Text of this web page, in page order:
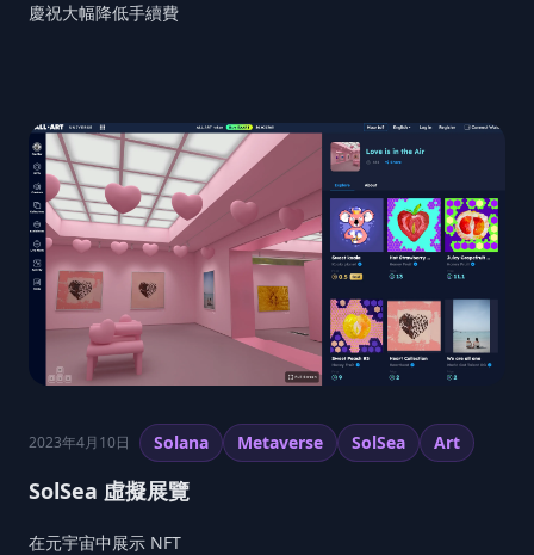
慶祝大幅降低手續費
2023年4月10日 Solana Metaverse SolSea Art
SolSea 虛擬展覽
在元宇宙中展示 NFT